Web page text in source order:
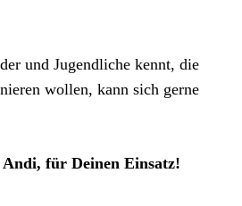
und Jugendliche kennt, die
wollen, kann sich gerne
für Deinen Einsatz!